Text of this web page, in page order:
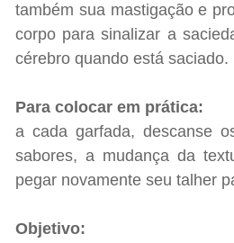
também sua mastigação e
corpo para sinalizar a
cérebro quando está saciado.
Para colocar em prática:
a cada garfada, descanse
sabores, a mudança da
pegar novamente seu talher
Objetivo: